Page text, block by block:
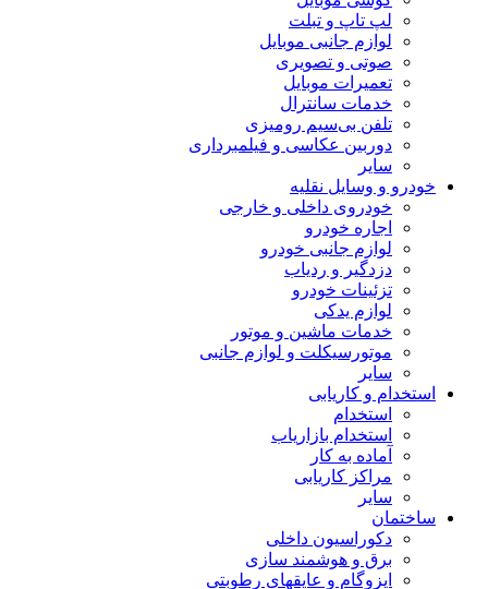
لپ تاپ و تبلت
لوازم جانبی موبایل
صوتی و تصویری
تعمیرات موبایل
خدمات سانترال
تلفن بی‌سیم رومیزی
دوربین عکاسی و فیلمبرداری
سایر
خودرو و وسایل نقلیه
خودروی داخلی و خارجی
اجاره خودرو
لوازم جانبی خودرو
دزدگیر و ردیاب
تزئینات خودرو
لوازم یدکی
خدمات ماشین و موتور
موتورسیکلت و لوازم جانبی
سایر
استخدام و کاریابی
استخدام
استخدام بازاریاب
آماده به کار
مراکز کاریابی
سایر
ساختمان
دکوراسیون داخلی
برق و هوشمند سازی
ایزوگام و عایقهای رطوبتی